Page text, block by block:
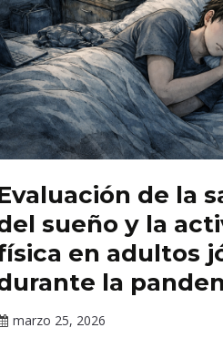
Salud
de la
sueño y la
en adultos
la
marzo 25, 2026